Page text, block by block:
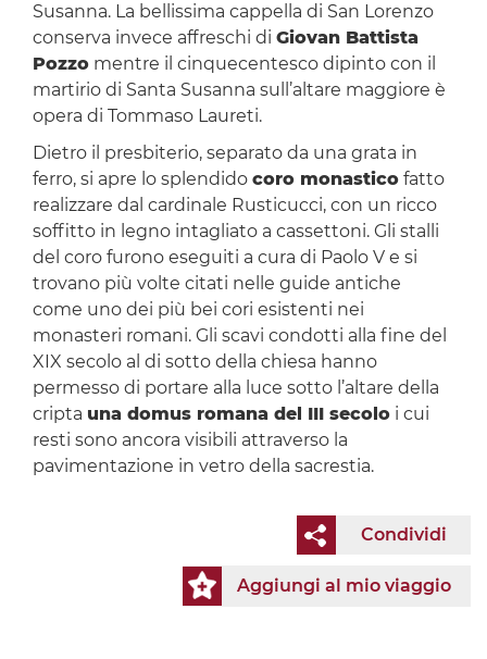
Susanna. La bellissima cappella di San Lorenzo
conserva invece affreschi di Giovan Battista
Pozzomentre il cinquecentesco dipinto con il
martirio di Santa Susanna sull’altare maggiore è
opera di Tommaso Laureti.
Dietro il presbiterio, separato da una grata in
ferro, si apre lo splendido coro monasticofatto
realizzare dal cardinale Rusticucci, con un ricco
soffitto in legno intagliato a cassettoni. Gli stalli
del coro furono eseguiti a cura di Paolo V e si
trovano più volte citati nelle guide antiche
come uno dei più bei cori esistenti nei
monasteri romani. Gli scavi condotti alla fine del
XIX secolo al di sotto della chiesa hanno
permesso di portare alla luce sotto l’altare della
cripta una domus romana del III secoloi cui
resti sono ancora visibili attraverso la
pavimentazione in vetro della sacrestia.
Condividi
Aggiungi al mio viaggio